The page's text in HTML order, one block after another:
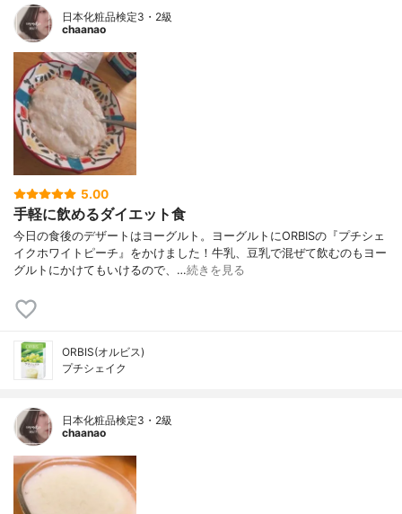
日本化粧品検定3・2級
chaanao
5.00
手軽に飲めるダイエット食
今日の食後のデザートはヨーグルト。ヨーグルトにORBISの『プチシェ
イクホワイトピーチ』をかけました！牛乳、豆乳で混ぜて飲むのもヨー
グルトにかけてもいけるので、…続きを見る
ORBIS(オルビス)
プチシェイク
日本化粧品検定3・2級
chaanao